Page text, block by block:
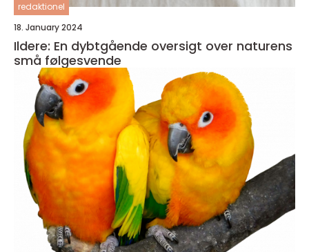
redaktionel
18. January 2024
Ildere: En dybtgående oversigt over naturens
små følgesvende